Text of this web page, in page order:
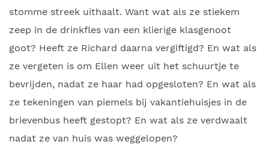
stomme streek uithaalt. Want wat als ze stiekem
zeep in de drinkfles van een klierige klasgenoot
goot? Heeft ze Richard daarna vergiftigd? En wat als
ze vergeten is om Ellen weer uit het schuurtje te
bevrijden, nadat ze haar had opgesloten? En wat als
ze tekeningen van piemels bij vakantiehuisjes in de
brievenbus heeft gestopt? En wat als ze verdwaalt
nadat ze van huis was weggelopen?